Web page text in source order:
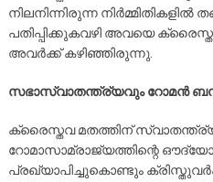
നിലനിന്നിരുന്ന നിര്‍മ്മിതികളില്‍
പതിപ്പിക്കുകവഴി അവയെ ക്രൈസ്തവ
അവര്‍ക്ക് കഴിഞ്ഞിരുന്നു.
സഭാസ്വാതന്ത്ര്യവും റോമന്‍
ക്രൈസ്തവ മതത്തിന്
റോമാസാമ്രാജ്യത്തിന്റെ
പ്രഖ്യാപിച്ചുകൊണ്ടും